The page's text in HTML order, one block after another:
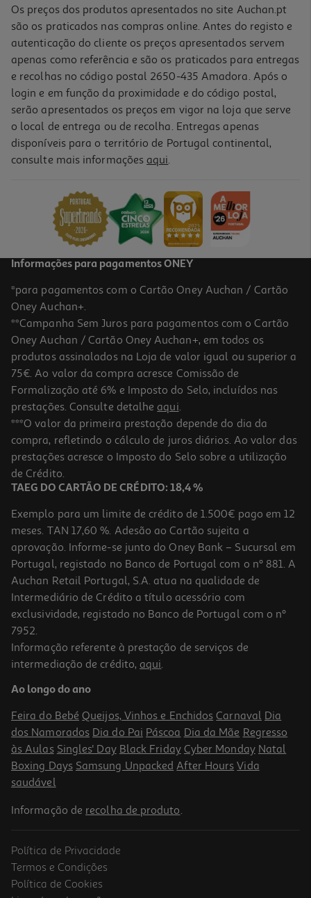
Pure Bio Holle Abobora Frango 5m 190g
4.0
Boiao Bio Pure Holle Batata/abob/curgete 6m 190g
8.58 €/Kg
1,63 €
Boião Bio Pure Holle Maçã E Mirtilo 5m 190g
9.95 €/Kg
1,89 €
Os preços dos produtos apresentados no site Auchan.pt
são os praticados nas compras online. Antes do registo e
autenticação do cliente os preços apresentados servem
apenas como referência e são os praticados para entregas
e recolhas no código postal 2650-435 Amadora. Após o
login e em função da proximidade e do código postal,
serão apresentados os preços em vigor na loja que serve
o local de entrega ou de recolha. Entregas apenas
disponíveis para o território de Portugal continental,
consulte mais informações aqui.
Informações para pagamentos ONEY
*para pagamentos com o Cartão Oney Auchan / Cartão
Oney Auchan+.
**Campanha Sem Juros para pagamentos com o Cartão
Oney Auchan / Cartão Oney Auchan+, em todos os
produtos assinalados na Loja de valor igual ou superior a
75€. Ao valor da compra acresce Comissão de
Formalização até 6% e Imposto do Selo, incluídos nas
prestações. Consulte detalhe aqui.
***O valor da primeira prestação depende do dia da
compra, refletindo o cálculo de juros diários. Ao valor das
prestações acresce o Imposto do Selo sobre a utilização
de Crédito.
TAEG DO CARTÃO DE CRÉDITO: 18,4 %
Exemplo para um limite de crédito de 1.500€ pago em 12
meses. TAN 17,60 %. Adesão ao Cartão sujeita a
aprovação. Informe-se junto do Oney Bank – Sucursal em
Portugal, registado no Banco de Portugal com o nº 881. A
Auchan Retail Portugal, S.A. atua na qualidade de
Intermediário de Crédito a título acessório com
exclusividade, registado no Banco de Portugal com o nº
7952.
Informação referente à prestação de serviços de
intermediação de crédito, aqui.
Ao longo do ano
Feira do Bebé Queijos, Vinhos e Enchidos Carnaval Dia
dos Namorados Dia do Pai Páscoa Dia da Mãe Regresso
às Aulas Singles' Day Black Friday Cyber Monday Natal
Boxing Days Samsung Unpacked After Hours Vida
saudável
Informação de recolha de produto.
Política de Privacidade
Termos e Condições
Política de Cookies